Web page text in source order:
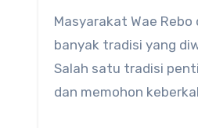
Masyarakat Wae
banyak tradisi yang
Salah satu tradisi
dan memohon